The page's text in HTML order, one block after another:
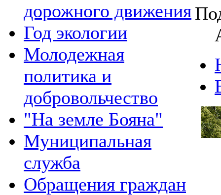
дорожного движения
Год экологии
Молодежная
политика и
добровольчество
"На земле Бояна"
Муниципальная
служба
Обращения граждан